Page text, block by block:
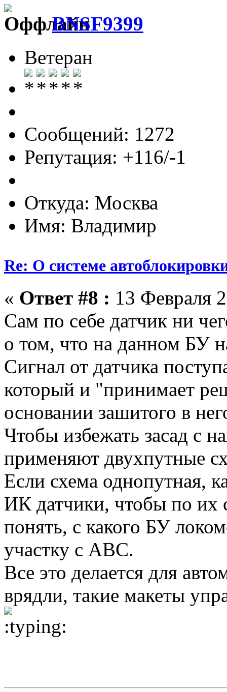
BNSF9399
Ветеран
Сообщений: 1272
Репутация: +116/-1
Откуда: Москва
Имя: Владимир
Re: О системе
« Ответ #8 : 13 Февраля
Сам по себе датчик ни
о том, что на данном БУ
Сигнал от датчика
который и "принимает
основании зашитого в
Чтобы избежать засад с
применяют двухпутные
Если схема однопутная,
ИК датчики, чтобы по их
понять, с какого БУ
участку с АВС.
Все это делается для
врядли, такие макеты